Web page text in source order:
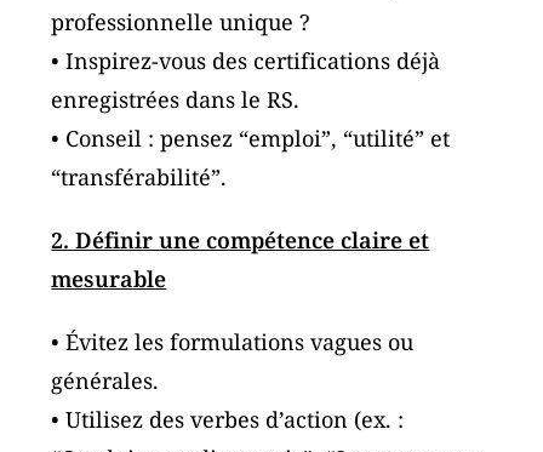
professionnelle unique ?
• Inspirez-vous des certifications déjà
enregistrées dans le RS.
• Conseil : pensez “emploi”, “utilité” et
“transférabilité”.
2. Définir une compétence claire et
mesurable
• Évitez les formulations vagues ou
générales.
• Utilisez des verbes d’action (ex. :